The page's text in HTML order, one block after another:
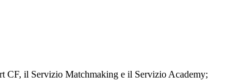
il Servizio Matchmaking e il Servizio Academy;